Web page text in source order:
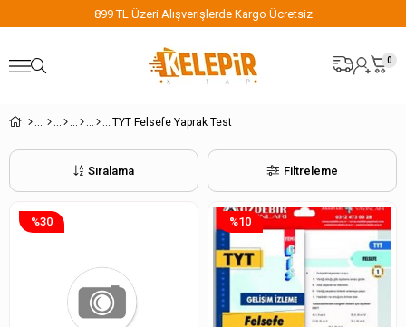
899 TL Üzeri Alışverişlerde Kargo Ücretsiz
0
TYT Felsefe Yaprak Test
Filtreleme
Sıralama
%30 %10